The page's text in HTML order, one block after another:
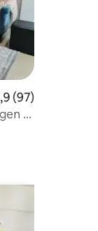
(97)
|